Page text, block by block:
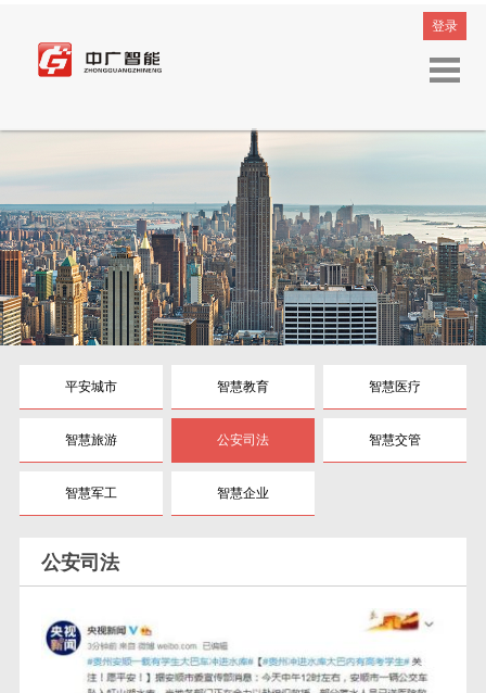
登录
平安城市 智慧教育 智慧医疗
智慧旅游 公安司法 智慧交管
智慧军工 智慧企业
公安司法